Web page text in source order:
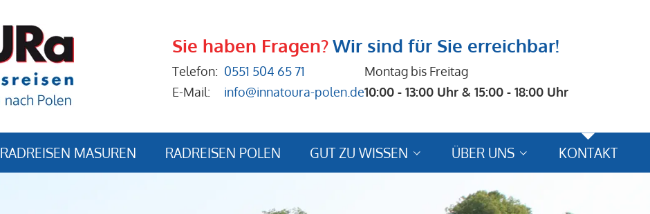
Sie haben Fragen?Wir sind für Sie erreichbar!
Telefon: 0551 504 65 71
E-Mail:
info@innatoura-polen.de
Montag bis Freitag
10:00 - 13:00 Uhr & 15:00 - 18:00 Uhr
RADREISEN MASUREN RADREISEN POLEN GUT ZU WISSEN ÜBER UNS
Reiseberichte / Bewertungen
KONTAKT